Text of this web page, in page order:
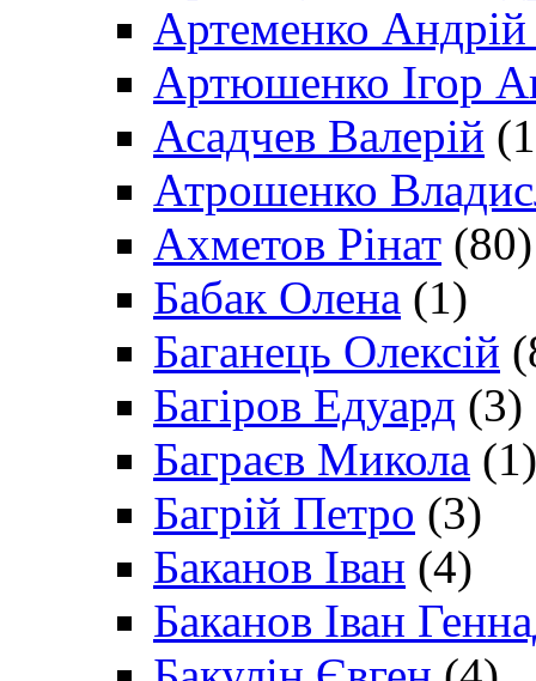
Артеменко Андрій
Артюшенко Ігор
Асадчев Валерій
Атрошенко
Ахметов Рінат (80)
Бабак Олена (1)
Баганець Олексій
Багіров Едуард (3)
Баграєв Микола (1)
Багрій Петро (3)
Баканов Іван (4)
Баканов Іван